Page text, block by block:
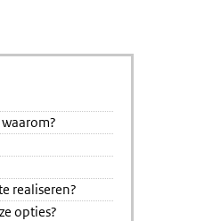
realiseren?
opties?